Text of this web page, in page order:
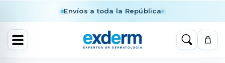
Envíos a toda la República